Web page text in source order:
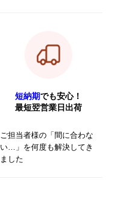
短納期でも安心！
最短翌営業日出荷
ご担当者様の「間に合わな
い…」を何度も解決してき
ました